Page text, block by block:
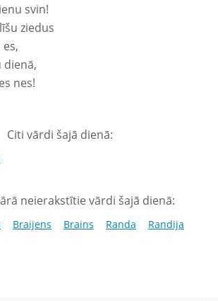
svin!
ziedus
dienā,
nes!
Citi vārdi šajā dienā:
neierakstītie vārdi šajā dienā:
Braijens Brains Randa
Randija